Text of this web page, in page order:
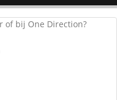
of bij One Direction?